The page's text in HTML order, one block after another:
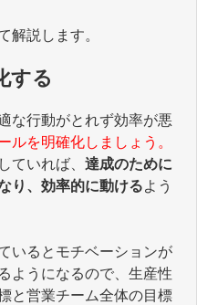
解説します。
する
な行動がとれず効率が悪
ルを明確化しましょう。
ていれば、 達成のために
り、効率的に動けるよう
いるとモチベーションが
ようになるので、生産性
と営業チーム全体の目標